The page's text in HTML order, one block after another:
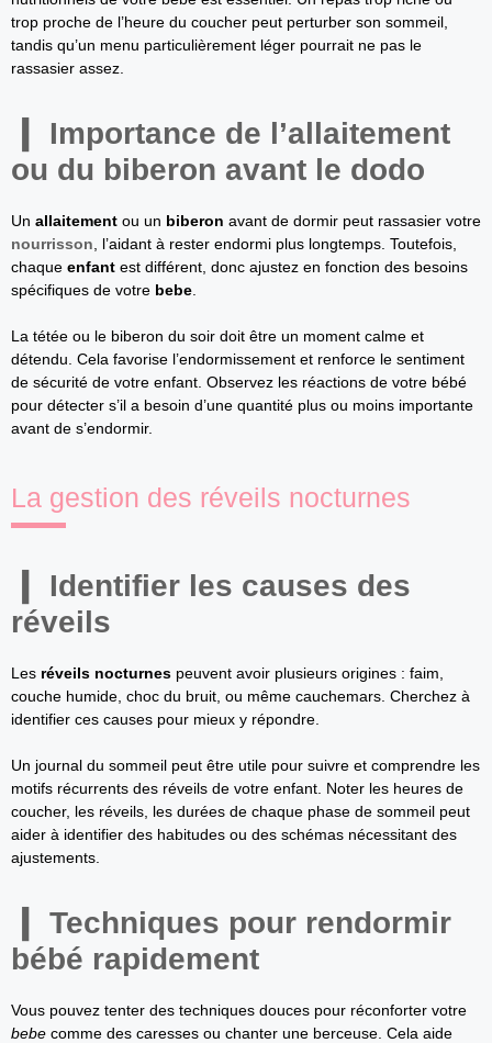
trop proche de l’heure du coucher peut perturber son sommeil,
tandis qu’un menu particulièrement léger pourrait ne pas le
rassasier assez.
Importance de l’allaitement
ou du biberon avant le dodo
Un allaitement ou un biberon avant de dormir peut rassasier votre
nourrisson , l’aidant à rester endormi plus longtemps. Toutefois,
chaque enfant est différent, donc ajustez en fonction des besoins
spécifiques de votre bebe
La tétée ou le biberon du soir doit être un moment calme et
détendu. Cela favorise l’endormissement et renforce le sentiment
de sécurité de votre enfant. Observez les réactions de votre bébé
pour détecter s’il a besoin d’une quantité plus ou moins importante
avant de s’endormir.
La gestion des réveils nocturnes
Identifier les causes des
réveils
Les réveils nocturnes peuvent avoir plusieurs origines : faim,
couche humide, choc du bruit, ou même cauchemars. Cherchez à
identifier ces causes pour mieux y répondre.
Un journal du sommeil peut être utile pour suivre et comprendre les
motifs récurrents des réveils de votre enfant. Noter les heures de
coucher, les réveils, les durées de chaque phase de sommeil peut
aider à identifier des habitudes ou des schémas nécessitant des
ajustements.
Techniques pour rendormir
bébé rapidement
Vous pouvez tenter des techniques douces pour réconforter votre
bebe comme des caresses ou chanter une berceuse. Cela aide